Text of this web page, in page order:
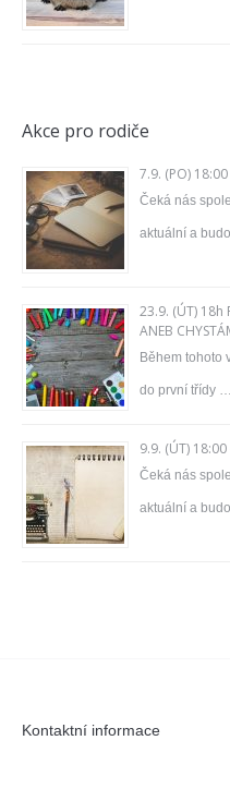
Akce pro rodiče
7.9. (PO) 18:00
Čeká nás
aktuální a
23.9. (ÚT) 18h
ANEB
Během tohoto
do první třídy …
9.9. (ÚT) 18:00
Čeká nás
aktuální a
Kontaktní informace